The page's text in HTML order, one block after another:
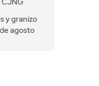
y granizo
agosto